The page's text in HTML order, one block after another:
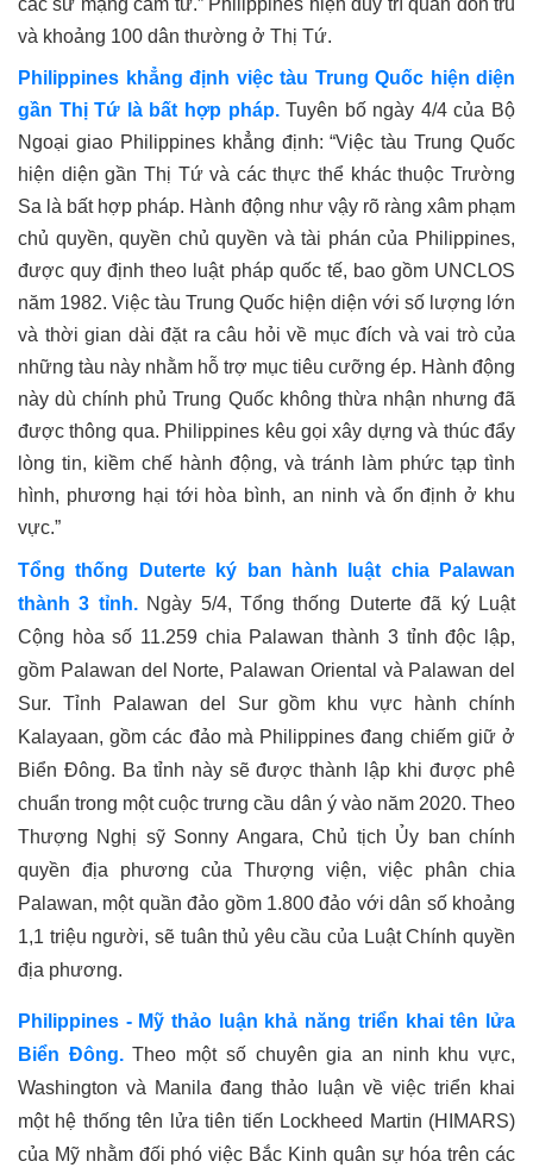
các sứ mạng cảm tử.” Philippines hiện duy trì quân đồn trú
và khoảng 100 dân thường ở Thị Tứ.
Philippines khẳng định việc tàu Trung Quốc hiện diện
gần Thị Tứ là bất hợp pháp. Tuyên bố ngày 4/4 của Bộ
Ngoại giao Philippines khẳng định: “Việc tàu Trung Quốc
hiện diện gần Thị Tứ và các thực thể khác thuộc Trường
Sa là bất hợp pháp. Hành động như vậy rõ ràng xâm phạm
chủ quyền, quyền chủ quyền và tài phán của Philippines,
được quy định theo luật pháp quốc tế, bao gồm UNCLOS
năm 1982. Việc tàu Trung Quốc hiện diện với số lượng lớn
và thời gian dài đặt ra câu hỏi về mục đích và vai trò của
những tàu này nhằm hỗ trợ mục tiêu cưỡng ép. Hành động
này dù chính phủ Trung Quốc không thừa nhận nhưng đã
được thông qua. Philippines kêu gọi xây dựng và thúc đẩy
lòng tin, kiềm chế hành động, và tránh làm phức tạp tình
hình, phương hại tới hòa bình, an ninh và ổn định ở khu
vực.”
Tổng thống Duterte ký ban hành luật chia Palawan
thành 3 tỉnh.Ngày 5/4, Tổng thống Duterte đã ký Luật
Cộng hòa số 11.259 chia Palawan thành 3 tỉnh độc lập,
gồm Palawan del Norte, Palawan Oriental và Palawan del
Sur. Tỉnh Palawan del Sur gồm khu vực hành chính
Kalayaan, gồm các đảo mà Philippines đang chiếm giữ ở
Biển Đông. Ba tỉnh này sẽ được thành lập khi được phê
chuẩn trong một cuộc trưng cầu dân ý vào năm 2020. Theo
Thượng Nghị sỹ Sonny Angara, Chủ tịch Ủy ban chính
quyền địa phương của Thượng viện, việc phân chia
Palawan, một quần đảo gồm 1.800 đảo với dân số khoảng
1,1 triệu người, sẽ tuân thủ yêu cầu của Luật Chính quyền
địa phương.
Philippines - Mỹ thảo luận khả năng triển khai tên lửa
Biển Đông.Theo một số chuyên gia an ninh khu vực,
Washington và Manila đang thảo luận về việc triển khai
một hệ thống tên lửa tiên tiến Lockheed Martin (HIMARS)
của Mỹ nhằm đối phó việc Bắc Kinh quân sự hóa trên các